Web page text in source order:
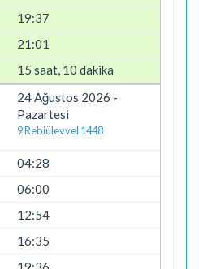
19:37
21:01
15 saat, 10 dakika
24 Ağustos 2026 -
Pazartesi
9 Rebiülevvel 1448
04:28
06:00
12:54
16:35